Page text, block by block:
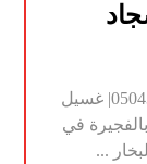
شركة تنظيف سجاد في الفجيرة |0504348425| غسيل
في
...